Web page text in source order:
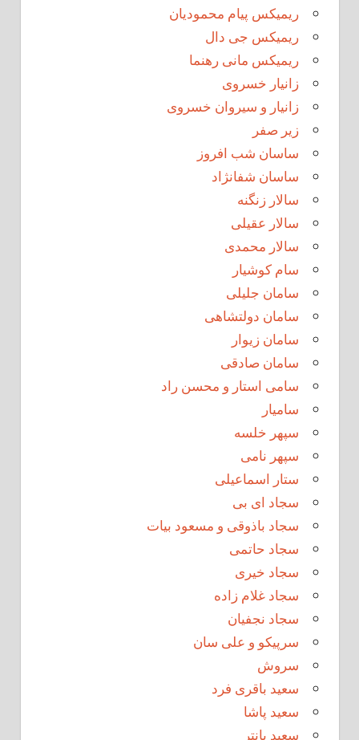
ریمیکس پیام محمودیان
ریمیکس جی دال
ریمیکس مانی رهنما
زانیار خسروی
زانیار و سیروان خسروی
زیر صفر
ساسان شب افروز
ساسان شفانژاد
سالار زنگنه
سالار عقیلی
سالار محمدی
سام کوشیار
سامان جلیلی
سامان دولتشاهی
سامان زیوار
سامان صادقی
سامی استار و محسن راد
سامیار
سپهر خلسه
سپهر نامی
ستار اسماعیلی
سجاد ای بی
سجاد باذوقی و مسعود بیات
سجاد حاتمی
سجاد خیری
سجاد غلام زاده
سجاد نجفیان
سرپیکو و علی سان
سروش
سعید باقری فرد
سعید پاشا
سعید پانتر